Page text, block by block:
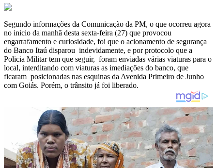
Segundo informações da Comunicação da PM, o que ocorreu agora
no inicio da manhã desta sexta-feira (27) que provocou
engarrafamento e curiosidade, foi que o acionamento de segurança
do Banco Itaú disparou indevidamente, e por protocolo que a
Policia Militar tem que seguir, foram enviadas várias viaturas para o
local, interditando com viaturas as imediações do banco, que
ficaram posicionadas nas esquinas da Avenida Primeiro de Junho
com Goiás. Porém, o trânsito já foi liberado.